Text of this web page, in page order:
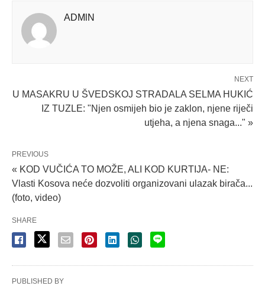
ADMlN
NEXT
U MASAKRU U ŠVEDSKOJ STRADALA SELMA HUKIĆ
IZ TUZLE: "Njen osmijeh bio je zaklon, njene riječi
utjeha, a njena snaga..." »
PREVIOUS
« KOD VUČIĆA TO MOŽE, ALI KOD KURTIJA- NE:
Vlasti Kosova neće dozvoliti organizovani ulazak birača...
(foto, video)
SHARE
PUBLISHED BY